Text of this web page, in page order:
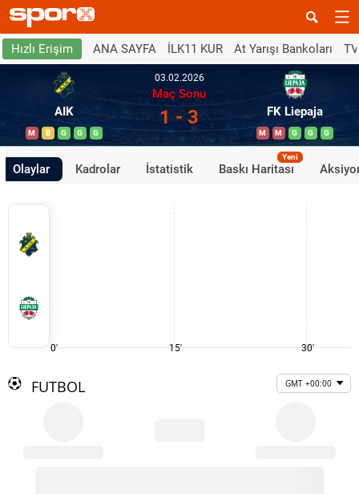
Hızlı Erişim ANA SAYFA İLK11 KUR At Yarışı Bankoları
AIK
M B G G G
03.02.2026
Maç Sonu
1 - 3 FK Liepaja
M M G G G
Olaylar Kadrolar İstatistik Baskı Haritası
Yeni
0' 15' 30'
FUTBOL GMT +00:00